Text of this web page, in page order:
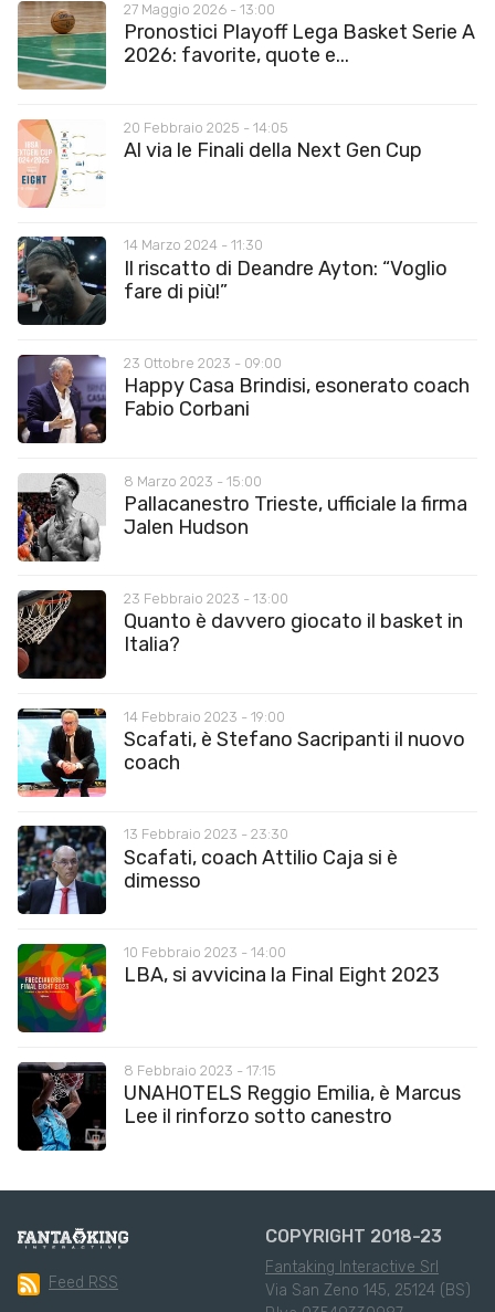
27 Maggio 2026 - 13:00
Pronostici Playoff Lega Basket Serie A
2026: favorite, quote e...
20 Febbraio 2025 - 14:05
Al via le Finali della Next Gen Cup
14 Marzo 2024 - 11:30
Il riscatto di Deandre Ayton: “Voglio
fare di più!”
23 Ottobre 2023 - 09:00
Happy Casa Brindisi, esonerato coach
Fabio Corbani
8 Marzo 2023 - 15:00
Pallacanestro Trieste, ufficiale la firma
Jalen Hudson
23 Febbraio 2023 - 13:00
Quanto è davvero giocato il basket in
Italia?
14 Febbraio 2023 - 19:00
Scafati, è Stefano Sacripanti il nuovo
coach
13 Febbraio 2023 - 23:30
Scafati, coach Attilio Caja si è
dimesso
10 Febbraio 2023 - 14:00
LBA, si avvicina la Final Eight 2023
8 Febbraio 2023 - 17:15
UNAHOTELS Reggio Emilia, è Marcus
Lee il rinforzo sotto canestro
Feed RSS
COPYRIGHT 2018-23
Fantaking Interactive Srl
Via San Zeno 145, 25124 (BS)